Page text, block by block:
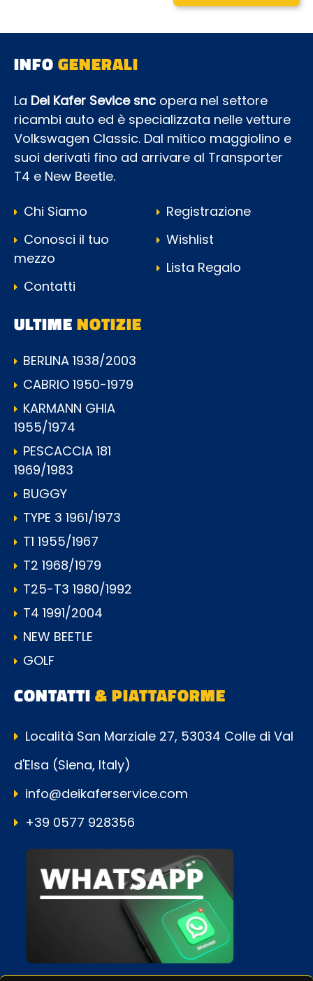
INFOGENERALI
La Dei Kafer Sevice snc opera nel settore
ricambi auto ed è specializzata nelle vetture
Volkswagen Classic. Dal mitico maggiolino e
suoi derivati fino ad arrivare al Transporter
T4 e New Beetle.
Chi Siamo
Conosci il tuo
mezzo
Contatti
Registrazione
Wishlist
Lista Regalo
ULTIMENOTIZIE
BERLINA 1938/2003
CABRIO 1950-1979
KARMANN GHIA
1955/1974
PESCACCIA 181
1969/1983
BUGGY
TYPE 3 1961/1973
T1 1955/1967
T2 1968/1979
T25-T3 1980/1992
T4 1991/2004
NEW BEETLE
GOLF
CONTATTI& PIATTAFORME
Località San Marziale 27, 53034 Colle di Val
d'Elsa (Siena, Italy)
info@deikaferservice.com
+39 0577 928356